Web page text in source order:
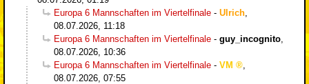
Europa 6 Mannschaften im Viertelfinale - Ulrich
08.07.2026, 11:18
Europa 6 Mannschaften im Viertelfinale - guy_incognito
08.07.2026, 10:36
Europa 6 Mannschaften im Viertelfinale - VM
08.07.2026, 07:55